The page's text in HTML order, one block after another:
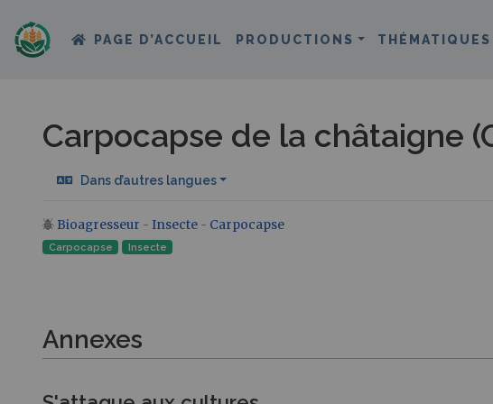
PAGE D’ACCUEIL PRODUCTIONS THÉMATIQUES
Carpocapse de la châtaigne
Dans d’autres langues
Aller à :navigation,rechercher
Bioagresseur - Insecte - Carpocapse
Carpocapse Insecte‎
Annexes